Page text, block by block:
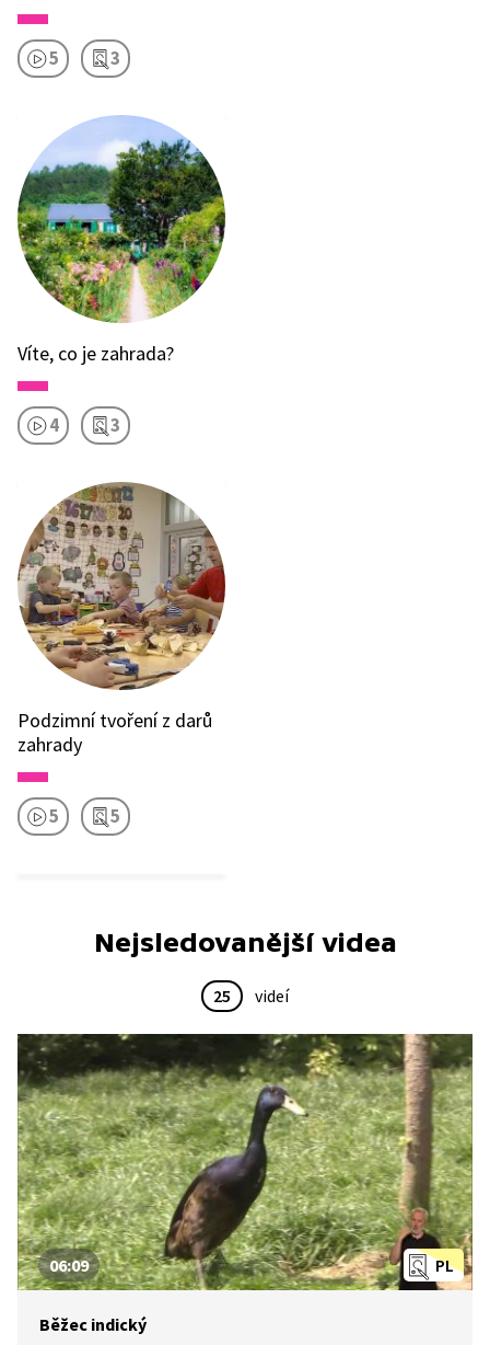
5 3
Víte, co je zahrada?
4 3
Podzimní tvoření z darů
zahrady
5 5
Nejsledovanější videa
25 videí
PL
06:09
Běžec indický